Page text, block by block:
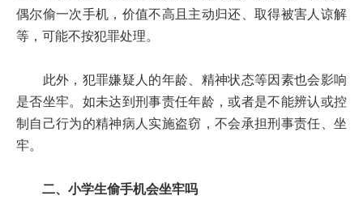
偶尔偷一次手机，价值不高且主动归还、取得被害人谅解
等，可能不按犯罪处理。
此外，犯罪嫌疑人的年龄、精神状态等因素也会影响
是否坐牢。如未达到刑事责任年龄，或者是不能辨认或控
制自己行为的精神病人实施盗窃，不会承担刑事责任、坐
牢。
二、小学生偷手机会坐牢吗